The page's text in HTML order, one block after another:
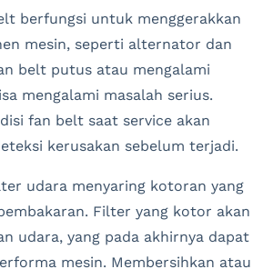
berfungsi untuk menggerakkan
mesin, seperti alternator dan
belt putus atau mengalami
mengalami masalah serius.
fan belt saat service akan
kerusakan sebelum terjadi.
udara menyaring kotoran yang
Filter yang kotor akan
udara, yang pada akhirnya dapat
mesin. Membersihkan atau